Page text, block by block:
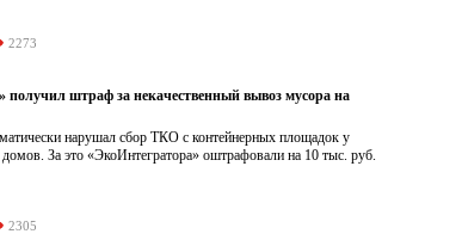
2273
получил штраф за некачественный вывоз мусора на
нарушал сбор ТКО с контейнерных площадок у
За это «ЭкоИнтегратора» оштрафовали на 10 тыс. руб.
2305